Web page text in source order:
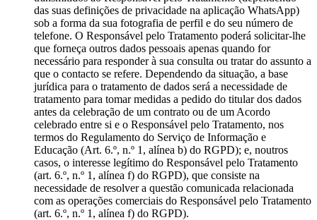
das suas definições de privacidade na aplicação WhatsApp)
sob a forma da sua fotografia de perfil e do seu número de
telefone. O Responsável pelo Tratamento poderá solicitar-lhe
que forneça outros dados pessoais apenas quando for
necessário para responder à sua consulta ou tratar do assunto a
que o contacto se refere. Dependendo da situação, a base
jurídica para o tratamento de dados será a necessidade de
tratamento para tomar medidas a pedido do titular dos dados
antes da celebração de um contrato ou de um Acordo
celebrado entre si e o Responsável pelo Tratamento, nos
termos do Regulamento do Serviço de Informação e
Educação (Art. 6.º, n.º 1, alínea b) do RGPD); e, noutros
casos, o interesse legítimo do Responsável pelo Tratamento
(art. 6.º, n.º 1, alínea f) do RGPD), que consiste na
necessidade de resolver a questão comunicada relacionada
com as operações comerciais do Responsável pelo Tratamento
(art. 6.º, n.º 1, alínea f) do RGPD).